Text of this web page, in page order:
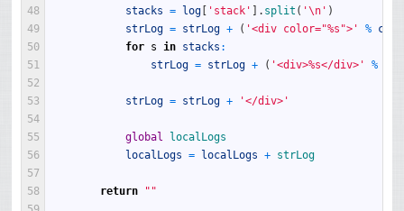
48
49
50
51
52
53
54
55
56
57
58
stacks = log 'stack' . split ( '\n' )
strLog = strLog + ( '<div color="%s">' %
for s in stacks :
strLog = strLog + ( '<div>%s</div>' %
strLog = strLog + '</div>'
global
localLogs
localLogs
= localLogs + strLog
return ""